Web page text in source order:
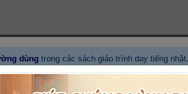
dùngtrong các sách giáo trình day tiếng nhật.